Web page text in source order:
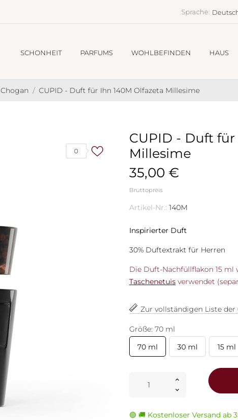
Sprache:
SCHONHEIT PARFUMS WOHLBEFINDEN HAUS
CUPID - Duft für Ihn 140M Olfazeta Millesime
0
CUPID - Duft
Millesime
35,00 €
Bruttopreis
Artikel-Nr.: 140M
Inspirierter Duft
30% Duftextrakt für Herren
Die Duft-Nachfüllflakon 15
Taschenetuis verwendet
Zur vollständigen Liste
Größe: 70 ml
70 ml
30 ml 15 ml
🟢 🚚 Kostenloser Versand ab